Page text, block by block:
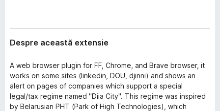
Despre această extensie
A web browser plugin for FF, Chrome, and Brave browser, it
works on some sites (linkedin, DOU, djinni) and shows an
alert on pages of companies which support a special
legal/tax regime named "Diia City". This regime was inspired
by Belarusian PHT (Park of High Technologies), which